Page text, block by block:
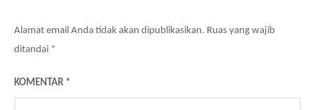
Alamat email Anda tidak akan dipublikasikan. Ruas yang wajib
ditandai *
KOMENTAR *